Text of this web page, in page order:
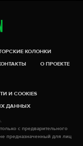
КОЛОНКИ
О ПРОЕКТЕ
И COOKIES
ДАННЫХ
с предварительного
предназначенный для лиц